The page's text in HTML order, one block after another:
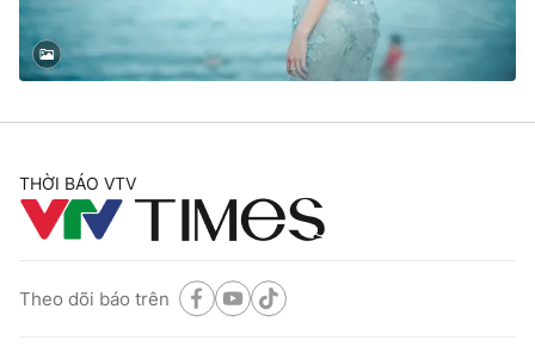
Thế giới đó đây
Câu chuyện quốc tế
Tài chính
Thị trường
Góc doanh nghiệp
Dữ liệu và đời sống
Truyền hình
Phim VTV
Hậu trường
Giải trí
Điện ảnh
Âm nhạc
Du lịch
THỜI BÁO VTV
Theo dõi báo trên